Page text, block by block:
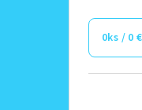
0ks / 0 €